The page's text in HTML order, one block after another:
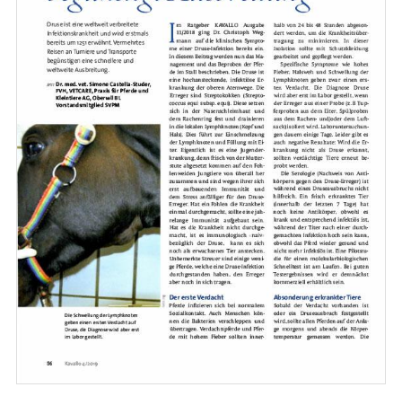
Newsletter abonnieren
Newsletter Archiv
Veranstaltungen
Medienmitteilungen
Kontakt
Anmeldung